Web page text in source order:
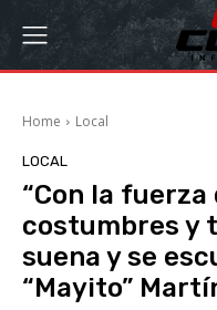
Home Local
LOCAL
“Con la
costumbres y
suena y se
“Mayito”